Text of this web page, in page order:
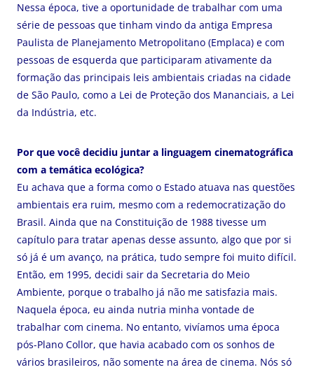
Nessa época, tive a oportunidade de trabalhar com uma
série de pessoas que tinham vindo da antiga Empresa
Paulista de Planejamento Metropolitano (Emplaca) e com
pessoas de esquerda que participaram ativamente da
formação das principais leis ambientais criadas na cidade
de São Paulo, como a Lei de Proteção dos Mananciais, a Lei
da Indústria, etc.
Por que você decidiu juntar a linguagem cinematográfica
com a temática ecológica?
Eu achava que a forma como o Estado atuava nas questões
ambientais era ruim, mesmo com a redemocratização do
Brasil. Ainda que na Constituição de 1988 tivesse um
capítulo para tratar apenas desse assunto, algo que por si
só já é um avanço, na prática, tudo sempre foi muito difícil.
Então, em 1995, decidi sair da Secretaria do Meio
Ambiente, porque o trabalho já não me satisfazia mais.
Naquela época, eu ainda nutria minha vontade de
trabalhar com cinema. No entanto, vivíamos uma época
pós-Plano Collor, que havia acabado com os sonhos de
vários brasileiros, não somente na área de cinema. Nós só